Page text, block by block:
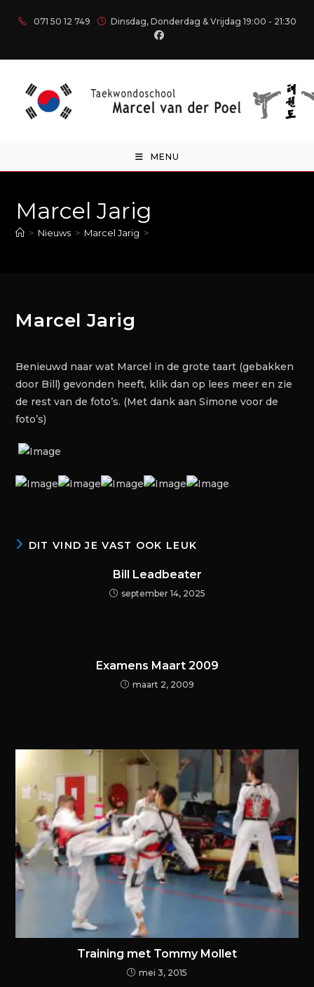
071 50 12 749 Dinsdag, Donderdag & Vrijdag 19:00 - 21:30
MENU
Marcel Jarig
> Nieuws > Marcel Jarig >
Marcel Jarig
Benieuwd naar wat Marcel in de grote taart (gebakken
door Bill) gevonden heeft, klik dan op lees meer en zie
de rest van de foto’s. (Met dank aan Simone voor de
foto’s)
DIT VIND JE VAST OOK LEUK
Bill Leadbeater
september 14, 2025
Examens Maart 2009
maart 2, 2009
Training met Tommy Mollet
mei 3, 2015